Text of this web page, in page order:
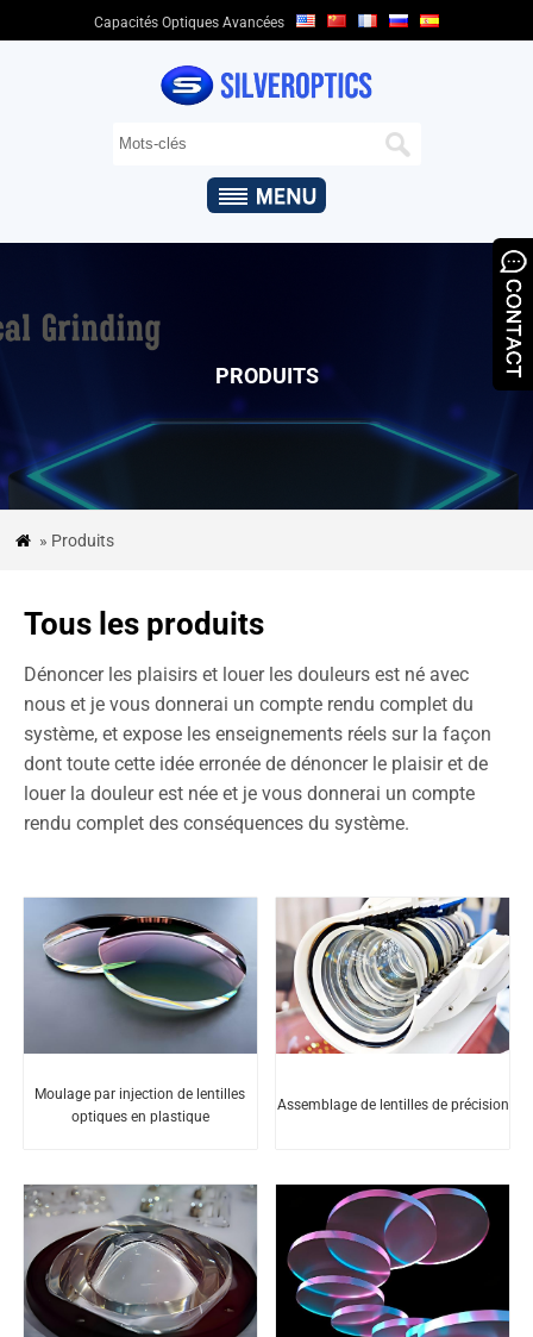
Capacités Optiques Avancées
DOMICILE
OPTIQUES
APPLICATIONS
ASSURANCE
QUALITÉ
ACTUALITÉS
BLOG
ÉTUDES
CAS
CONTACTEZ-
PRODUITS
 » Produits
Tous les produits
Dénoncer les plaisirs et louer les douleurs est né avec
nous et je vous donnerai un compte rendu complet du
système, et expose les enseignements réels sur la façon
dont toute cette idée erronée de dénoncer le plaisir et de
louer la douleur est née et je vous donnerai un compte
rendu complet des conséquences du système.
Moulage par injection de lentilles
optiques en plastique
Assemblage de lentilles de précision